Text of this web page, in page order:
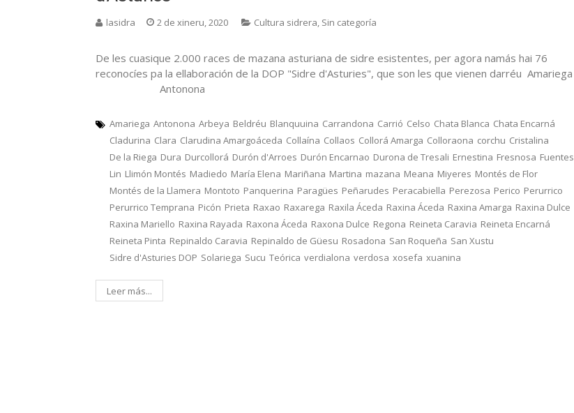
lasidra 2 de xineru, 2020 Cultura sidrera, Sin categoría
De les cuasique 2.000 races de mazana asturiana de sidre esistentes, per agora namás hai 76
reconocíes pa la ellaboración de la DOP "Sidre d'Asturies", que son les que vienen darréu Amariega
Antonona
Amariega Antonona Arbeya Beldréu Blanquuina Carrandona Carrió Celso Chata Blanca Chata Encarná
Cladurina Clara Clarudina Amargoáceda Collaína Collaos Collorá Amarga Colloraona corchu Cristalina
De la Riega Dura Durcollorá Durón d'Arroes Durón Encarnao Durona de Tresali Ernestina Fresnosa Fuentes
Lin Llimón Montés Madiedo María Elena Mariñana Martina mazana Meana Miyeres Montés de Flor
Montés de la Llamera Montoto Panquerina Paragües Peñarudes Peracabiella Perezosa Perico Perurrico
Perurrico Temprana Picón Prieta Raxao Raxarega Raxila Áceda Raxina Áceda Raxina Amarga Raxina Dulce
Raxina Mariello Raxina Rayada Raxona Áceda Raxona Dulce Regona Reineta Caravia Reineta Encarná
Reineta Pinta Repinaldo Caravia Repinaldo de Güesu Rosadona San Roqueña San Xustu
Sidre d'Asturies DOP Solariega Sucu Teórica verdialona verdosa xosefa xuanina
Leer más...